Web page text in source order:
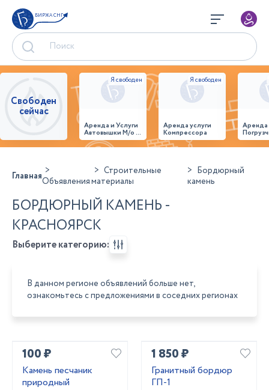
БИРЖА СНГ
Свободен
сейчас
Аренда и Услуги
Автовышки М/о г.
Домодедово
26,28,32 место
Аренда услуги
Компрессора
ГлавнаяОбъявления
Строительные
материалы
Бордюрный
камень
БОРДЮРНЫЙ КАМЕНЬ -
КРАСНОЯРСК
Выберите категорию:
В данном регионе объявлений больше нет,
ознакомьтесь с предложениями в соседних регионах
100 ₽
Камень песчаник
природный
1 850 ₽
Гранитный бордюр
ГП-1